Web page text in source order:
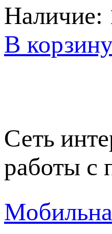
Наличие:
В
Сеть
работы с